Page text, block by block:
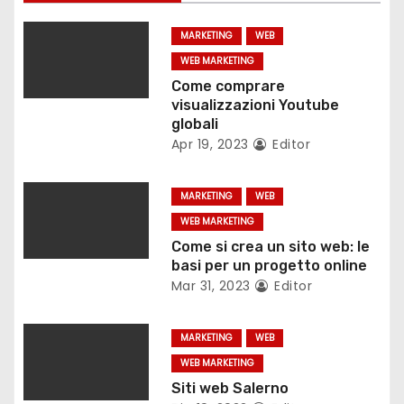
o
e
r
i
o
MARKETING
WEB
WEB MARKETING
Come comprare
visualizzazioni Youtube
globali
Apr 19, 2023 Editor
MARKETING
WEB
WEB MARKETING
Come si crea un sito web: le
basi per un progetto online
Mar 31, 2023 Editor
MARKETING
WEB
WEB MARKETING
Siti web Salerno